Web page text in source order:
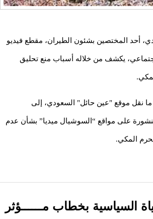
أحد المختصين بشئون الطيران، مقطع فيديو
يكشف من خلاله أسباب منع تحليق
نقل موقع "عين حائل" السعودي، إلى
على مواقع “السوشيال ميديا” بشأن عدم
المكي.
السياسية بخطاب مــــــؤثر